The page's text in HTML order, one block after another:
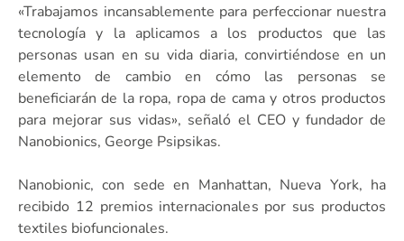
«Trabajamos incansablemente para perfeccionar nuestra
tecnología y la aplicamos a los productos que las
personas usan en su vida diaria, convirtiéndose en un
elemento de cambio en cómo las personas se
beneficiarán de la ropa, ropa de cama y otros productos
para mejorar sus vidas», señaló el CEO y fundador de
Nanobionics, George Psipsikas.
Nanobionic, con sede en Manhattan, Nueva York, ha
recibido 12 premios internacionales por sus productos
textiles biofuncionales.